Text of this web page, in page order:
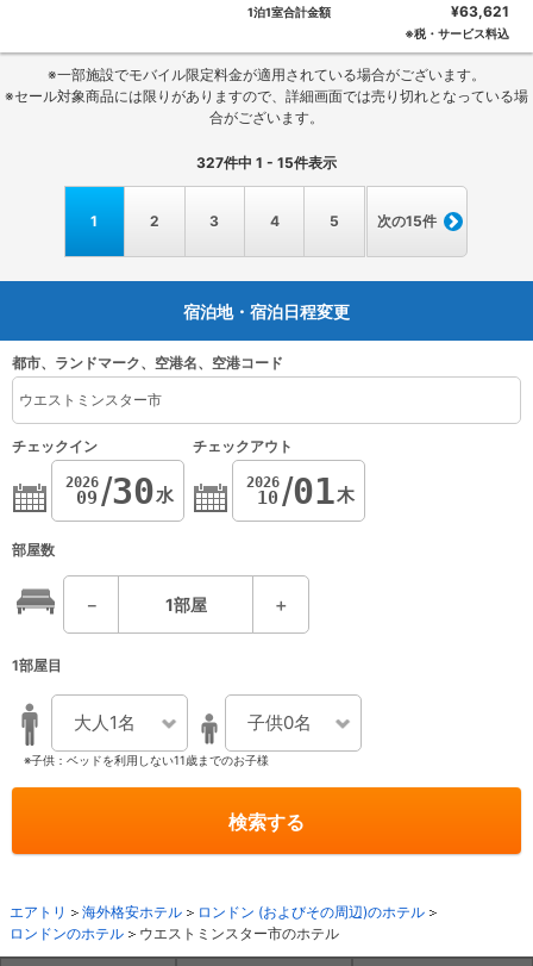
1泊1室合計金額
¥63,621
※税・サービス料込
※一部施設でモバイル限定料金が適用されている場合がございます。
※セール対象商品には限りがありますので、詳細画面では売り切れとなっている場
合がございます。
327件中 1 - 15件表示
1 2 3 4 5 次の15件
宿泊地・宿泊日程変更
都市、ランドマーク、空港名、空港コード
チェックイン
2026
09 30水
チェックアウト
2026
10 01木
部屋数
－ 1部屋 ＋
1部屋目
大人1名 子供0名
※子供：ベッドを利用しない11歳までのお子様
検索する
エアトリ 海外格安ホテル
ロンドン (およびその周辺)のホテル
ロンドンのホテル
ウエストミンスター市のホテル